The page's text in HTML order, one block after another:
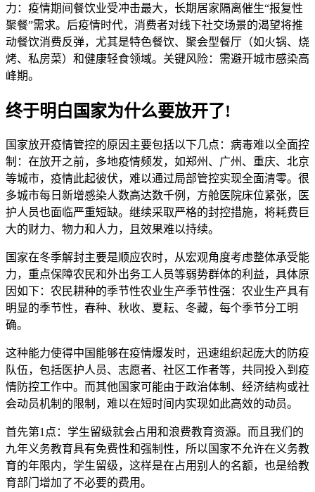
力：疫情期间餐饮业受冲击最大，长期居家隔离催生“报复性
聚餐”需求。后疫情时代，消费者对线下社交场景的渴望将推
动餐饮消费反弹，尤其是特色餐饮、聚会型餐厅（如火锅、烧
烤、私房菜）和健康轻食领域。关键风险：需避开城市感染高
峰期。
终于明白国家为什么要放开了!
国家放开疫情管控的原因主要包括以下几点：病毒难以全面控
制：在放开之前，多地疫情频发，如郑州、广州、重庆、北京
等城市，疫情此起彼伏，难以通过局部管控实现全面清零。很
多城市每日新增感染人数高达数千例，方舱医院床位紧张，医
护人员也面临严重短缺。继续采取严格的封控措施，将耗费巨
大的财力、物力和人力，且效果难以持续。
国家在冬季解封主要是顺应农时，从宏观角度考虑整体承受能
力，重点保障农民和外出务工人员等弱势群体的利益，具体原
因如下：农民耕种的季节性农业生产季节性强：农业生产具有
明显的季节性，春种、秋收、夏耘、冬藏，每个季节分工明
确。
这种能力使得中国能够在疫情爆发时，迅速组织起庞大的防疫
队伍，包括医护人员、志愿者、社区工作者等，共同投入到疫
情防控工作中。而其他国家可能由于政治体制、经济结构或社
会动员机制的限制，难以在短时间内实现如此高效的动员。
首先第1点：学生留级就会占用和浪费教育资源。而且我们的
九年义务教育具有免费性和强制性，所以国家不允许在义务教
育的年限内，学生留级，这样是在占用别人的名额，也是给教
育部门增加了不必要的费用。